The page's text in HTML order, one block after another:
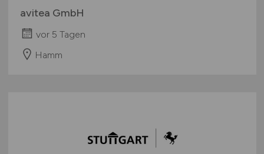
avitea GmbH
vor 5 Tagen
Hamm